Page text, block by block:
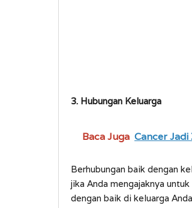
3. Hubungan Keluarga
Baca Juga Cancer
Berhubungan baik dengan
jika Anda mengajaknya
dengan baik di keluarga